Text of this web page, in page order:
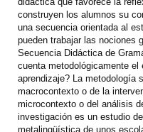
construyen los alumnos su
una secuencia orientada al
pueden trabajar las nociones
Secuencia Didáctica de
cuenta metodológicamente
aprendizaje? La metodología
macrocontexto o de la
microcontexto o del análisis
investigación es un estudio
metalingüística de unos